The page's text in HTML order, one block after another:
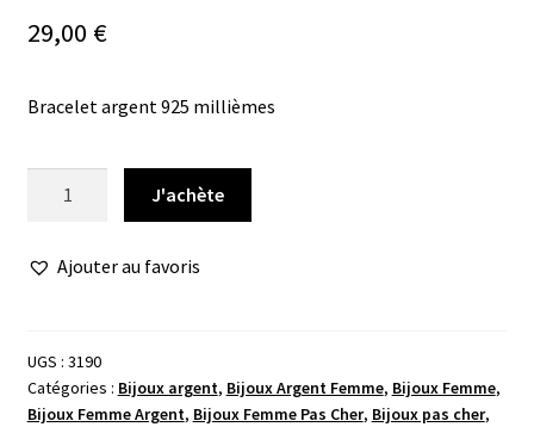
29,00 €
Bracelet argent 925 millièmes
argent
J'achète
Ajouter au favoris
UGS : 3190
Catégories : Bijoux argent, Bijoux Argent Femme, Bijoux Femme,
Bijoux Femme Argent, Bijoux Femme Pas Cher, Bijoux pas cher,